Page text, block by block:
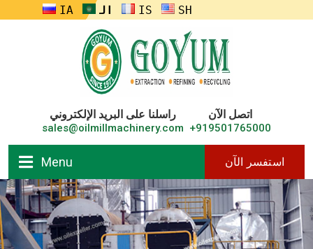
ENGLISH
FRANÇAISالعربيةRUSSIA
اتصل الآن
919501765000+
راسلنا على البريد الإلكتروني
sales@oilmillmachinery.com
Menu استفسر الآن